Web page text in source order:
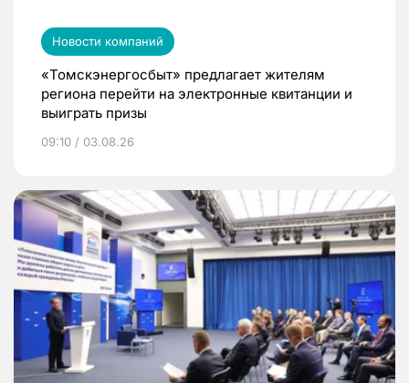
Новости компаний
«Томскэнергосбыт» предлагает жителям
региона перейти на электронные квитанции и
выиграть призы
09:10 / 03.08.26